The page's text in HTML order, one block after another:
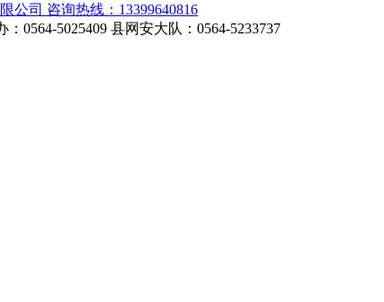
公司 咨询热线：13399640816
5025409 县网安大队：0564-5233737